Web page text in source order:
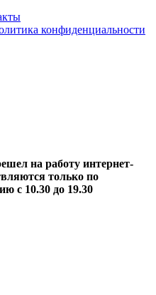
конфиденциальности
на работу интернет-
только по
с 10.30 до 19.30